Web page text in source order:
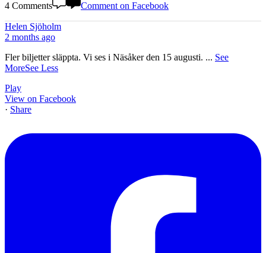
4 Comments Comment on Facebook
Helen Sjöholm
2 months ago
Fler biljetter släppta. Vi ses i Näsåker den 15 augusti. ... See
MoreSee Less
Play
View on Facebook
· Share